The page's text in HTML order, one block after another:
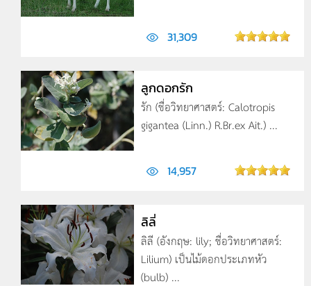
31,309
ลูกดอกรัก
รัก (ชื่อวิทยาศาสตร์: Calotropis
gigantea (Linn.) R.Br.ex Ait.) ...
14,957
ลิลี่
ลิลี (อังกฤษ: lily; ชื่อวิทยาศาสตร์:
Lilium) เป็นไม้ดอกประเภทหัว
(bulb) ...